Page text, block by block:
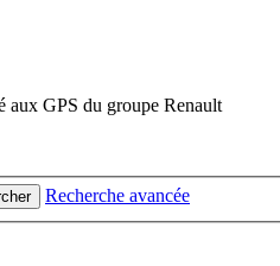
aux GPS du groupe Renault
Recherche avancée